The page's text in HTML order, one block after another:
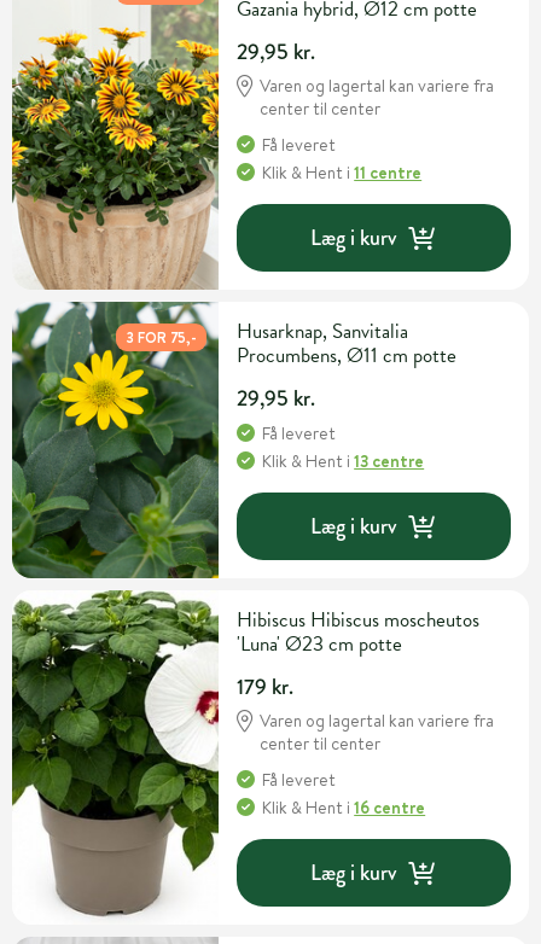
Gazania hybrid, Ø12 cm potte
29,95 kr.
Varen og lagertal kan variere fra
center til center
Få leveret
Klik & Hent i11 centre
Læg i kurv
3 FOR 75,-
Husarknap, Sanvitalia
Procumbens, Ø11 cm potte
29,95 kr.
Få leveret
Klik & Hent i13 centre
Læg i kurv
Hibiscus Hibiscus moscheutos
'Luna' Ø23 cm potte
179 kr.
Varen og lagertal kan variere fra
center til center
Få leveret
Klik & Hent i16 centre
Læg i kurv